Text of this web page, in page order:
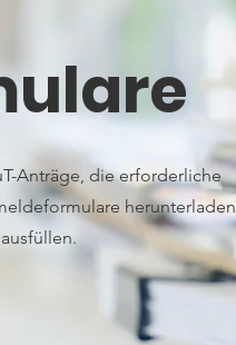
Anträge, die erforderliche
herunterladen